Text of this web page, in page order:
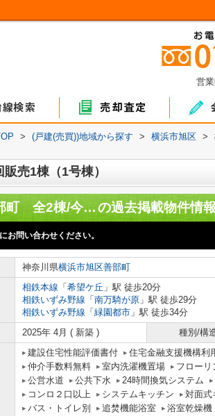
営
て
ョン
地 > (戸建(売買))地域から探す > 横浜市旭区 >
売1棟（1号棟）
横浜市旭区善部町 全2棟/今回販売1棟（1号棟）の過去掲載物件情
お問い合わせください。
神奈川県横浜市旭区善部町
相鉄本線 「 希望ケ丘 」駅 徒歩20分
相鉄いずみ野線 「 南万騎が原 」駅 徒歩29分
相鉄いずみ野線 「 緑園都市 」駅 徒歩34分
2025年 4月 ( 新築 ) 種別/構
建設住宅性能評価書付
住宅金融支援機構利
仲介手数料無料
室内洗濯機置場
フローリ
公営水道
公共下水
24時間換気システム
コンロ２口以上
システムキッチン
対面式
バス・トイレ別
追焚機能浴室
浴室乾燥機